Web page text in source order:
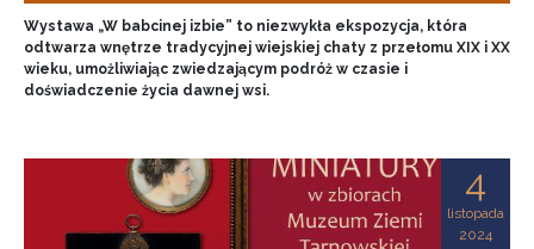
Wystawa „W babcinej izbie” to niezwykła ekspozycja, która
odtwarza wnętrze tradycyjnej wiejskiej chaty z przełomu XIX i XX
wieku, umożliwiając zwiedzającym podróż w czasie i
doświadczenie życia dawnej wsi.
4
listopada
2024